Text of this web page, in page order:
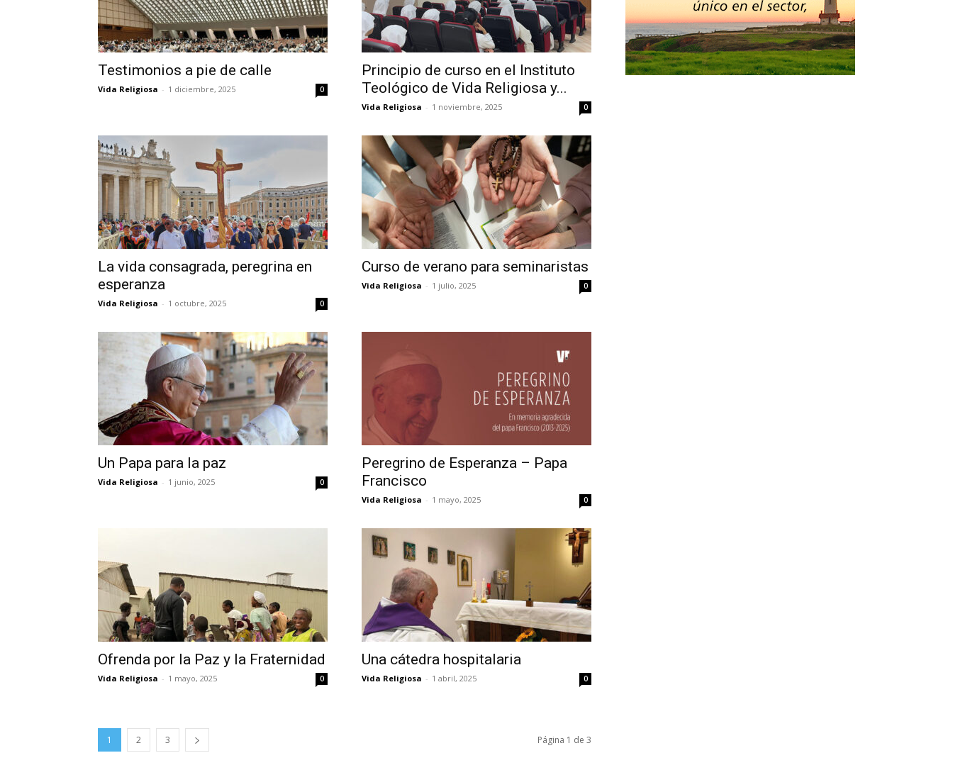
Testimonios a pie de calle
Vida Religiosa - 1 diciembre, 2025 0
Principio de curso en el Instituto
Teológico de Vida Religiosa y...
Vida Religiosa - 1 noviembre, 2025 0
La vida consagrada, peregrina en
esperanza
Vida Religiosa - 1 octubre, 2025 0
Curso de verano para seminaristas
Vida Religiosa - 1 julio, 2025 0
Un Papa para la paz
Vida Religiosa - 1 junio, 2025 0
Peregrino de Esperanza – Papa
Francisco
Vida Religiosa - 1 mayo, 2025 0
Ofrenda por la Paz y la Fraternidad
Vida Religiosa - 1 mayo, 2025 0
Una cátedra hospitalaria
Vida Religiosa - 1 abril, 2025 0
1 2 3 Página 1 de 3